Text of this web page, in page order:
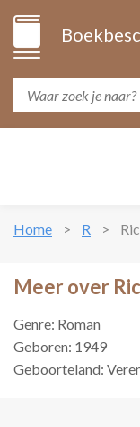
Home R
Meer over
Genre: Roman
Geboren: 1949
Geboorteland: